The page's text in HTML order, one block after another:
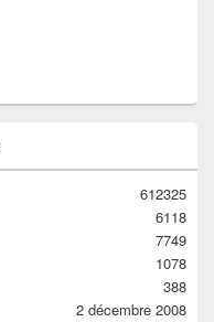
612325
6118
7749
1078
388
2 décembre 2008